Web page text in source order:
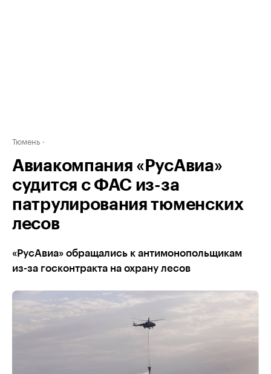
Тюмень
Авиакомпания «РусАвиа»
судится с ФАС из-за
патрулирования тюменских
лесов
«РусАвиа» обращались к антимонопольщикам
из-за госконтракта на охрану лесов